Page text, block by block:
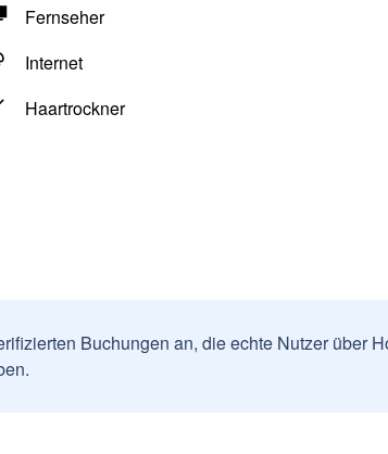
Fernseher
Internet
Haartrockner
Buchungen an, die echte Nutzer über